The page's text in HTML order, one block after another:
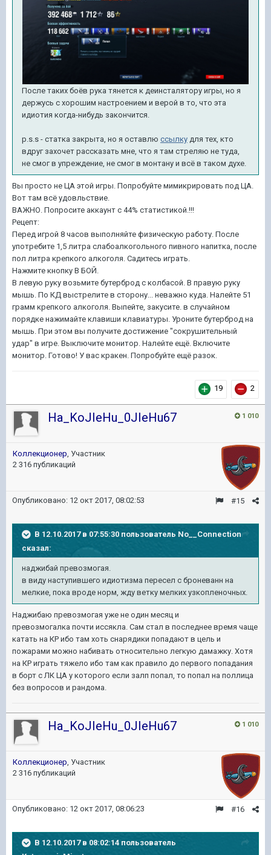
После таких боёв рука тянется к деинсталятору игры, но я
держусь с хорошим настроением и верой в то, что эта
идиотия когда-нибудь закончится.
p.s.s - статка закрыта, но я оставлю ссылку для тех, кто
вдруг захочет рассказать мне, что я там стреляю не туда,
не смог в упреждение, не смог в монтану и всё в таком духе.
Вы просто не ЦА этой игры. Попробуйте мимикрировать под ЦА.
Вот там всё удовльствие.
ВАЖНО. Попросите аккаунт с 44% статистикой.!!!
Рецепт:
Перед игрой 8 часов выполняйте физическую работу. После
употребите 1,5 литра слабоалкогольного пивного напитка, после
пол литра крепкого алкоголя. Садитесь играть.
Нажмите кнопку В БОЙ.
В левую руку возьмите бутерброд с колбасой. В правую руку
мышь. По КД выстрелите в сторону... неважно куда. Налейте 51
грамм крепкого алкоголя. Выпейте, закусите. в случайном
порядке нажимайте клавиши клавиатуры. Уроните бутерброд на
мышь. При этом вы получите достижение "сокрушительный
удар" в игре. Выключите монитор. Налейте ещё. Включите
монитор. Готово! У вас кракен. Попробуйте ещё разок.
19 2
1 010
Ha_KoJIeHu_0JIeHu67
Коллекционер, Участник
2 316 публикаций
#15
Опубликовано: 12 окт 2017, 08:02:53
В 12.10.2017 в 07:55:30 пользователь No__Connection
сказал:
наджибай превозмогая.
в виду наступившего идиoтизма пересел с броневанн на
мелкие, пока вроде норм, жду ветку мелких узкопленочных.
Наджибаю превозмогая уже не один месяц и
превозмогалка почти иссякла. Сам стал в последнее время чаще
катать на КР ибо там хоть снарядики попадают в цель и
пожарами можно набивать относительно легкую дамажку. Хотя
на КР играть тяжело ибо там как правило до первого попадания
в борт с ЛК ЦА у которого если залп попал, то попал на поллица
без вопросов и рандома.
1 010
Ha_KoJIeHu_0JIeHu67
Коллекционер, Участник
2 316 публикаций
#16
Опубликовано: 12 окт 2017, 08:06:23
В 12.10.2017 в 08:02:14 пользователь